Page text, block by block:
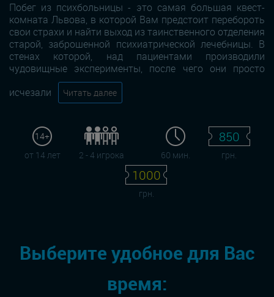
Побег из психбольницы - это самая большая квест-
комната Львова, в которой Вам предстоит перебороть
свои страхи и найти выход из таинственного отделения
старой, заброшенной психиатрической лечебницы. В
стенах которой, над пациентами производили
чудовищные эксперименты, после чего они просто
исчезали
Читать далее
14+
от 14 лет
2 - 4 игрока 60 мин.
850
грн.
1000
грн.
Выберите удобное для Вас
время: